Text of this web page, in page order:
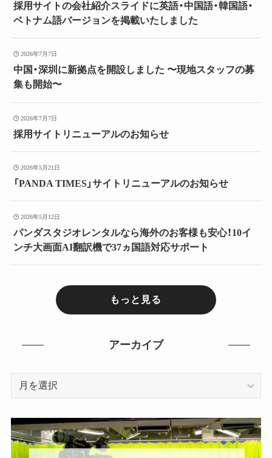
採用サイトの会社紹介スライドに英語・中国語・韓国語・
ベトナム語バージョンを掲載いたしました
2026年7月7日
中国・深圳に新拠点を開設しました 〜現地スタッフの募
集も開始〜
2026年7月7日
採用サイトリニューアルのお知らせ
2026年5月21日
「PANDA TIMES」サイトリニューアルのお知らせ
2026年5月12日
パンダスタジオレンタルなら海外のお客様も安心！10イ
ンチ大画面AI翻訳機で37ヵ国語対応サポート
もっと見る
アーカイブ
イ
ブ